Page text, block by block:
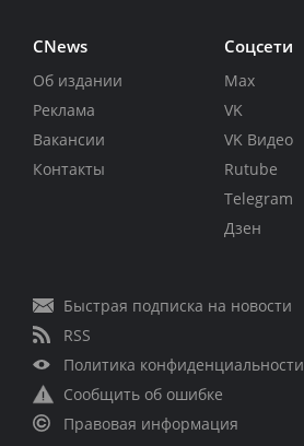
CNews
Об издании
Реклама
Вакансии
Контакты
Соцсети
Max
VK
VK Видео
Rutube
Telegram
Дзен
Быстрая подписка на новости
RSS
Политика конфиденциальности
Сообщить об ошибке
Правовая информация